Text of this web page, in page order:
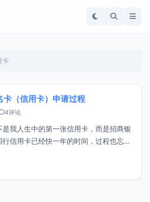
卡
卡（信用卡）申请过程
4评论
我人生中的第一张信用卡，而是招商银
信用卡已经快一年的时间，过程也忘记
，也方便需要的朋友申请。我已经是X
信用卡唯一给我带来的方便就是可以用